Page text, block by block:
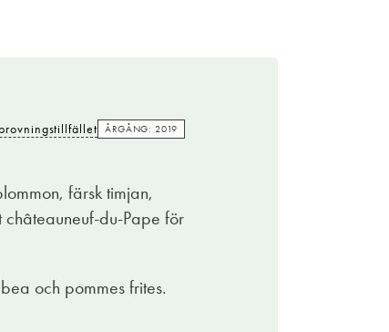
ÅRGÅNG: 2019
färsk timjan,
du-Pape för
och pommes frites.